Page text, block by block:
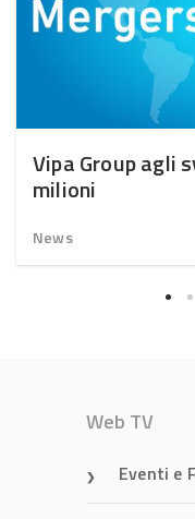
Vipa Group agli
milioni
News
Web TV
Eventi e